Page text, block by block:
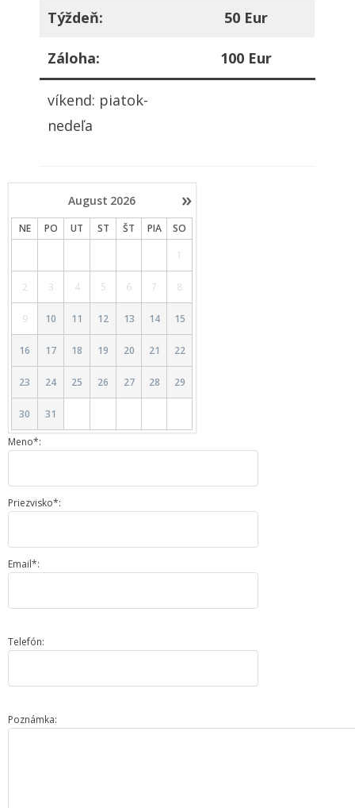
Týždeň: 50 Eur
Záloha: 100 Eur
víkend: piatok-
nedeľa
»
August 2026
NE PO UT ST ŠT PIA
SO
1
2 3 4 5 6 7 8
9 10 11 12 13 14 15
16 17 18 19 20 21 22
23 24 25 26 27 28 29
30 31
Meno*:
Priezvisko*:
Email*:
Telefón:
Poznámka: